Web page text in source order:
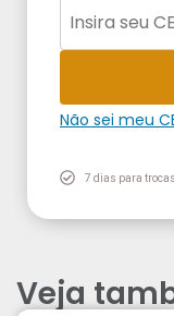
Não sei meu
7 dias para
Veja